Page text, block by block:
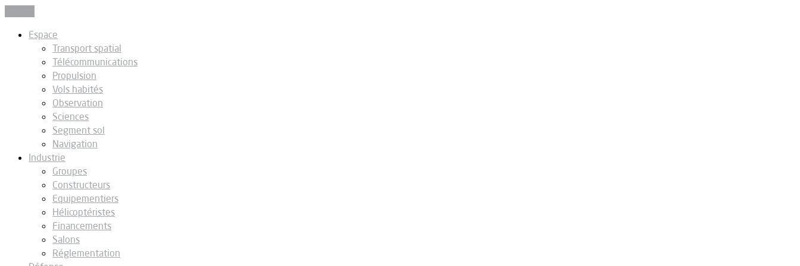
Espace
Transport spatial
Télécommunications
Propulsion
Vols habités
Observation
Sciences
Segment sol
Navigation
Industrie
Groupes
Constructeurs
Equipementiers
Hélicoptéristes
Financements
Salons
Réglementation